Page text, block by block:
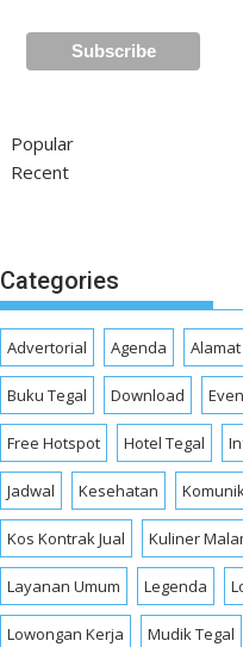
Popular
Recent
Categories
Advertorial Agenda Alamat
Buku Tegal Download
Free Hotspot Hotel Tegal
Jadwal Kesehatan
Kos Kontrak Jual Kuliner
Layanan Umum Legenda
Lowongan Kerja Mudik Tegal